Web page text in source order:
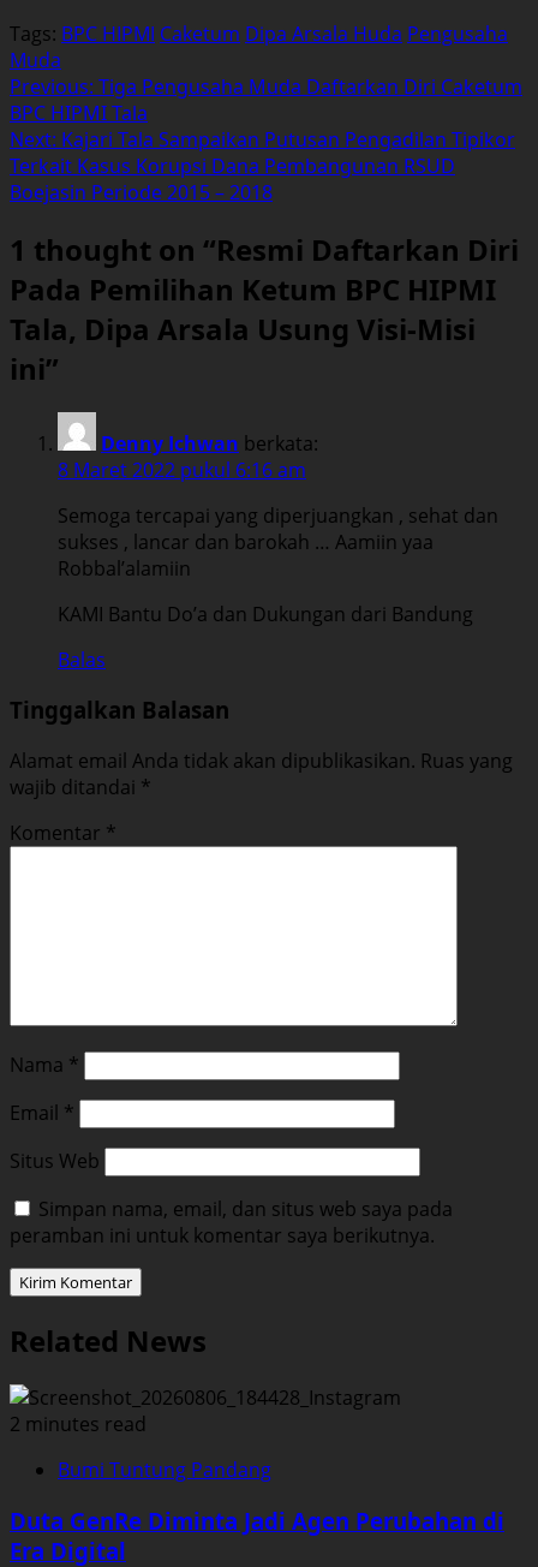
Tags: BPC HIPMI Caketum Dipa Arsala Huda Pengusaha
Muda
Post
navigation
Previous: Tiga Pengusaha Muda Daftarkan Diri Caketum
BPC HIPMI Tala
Next: Kajari Tala Sampaikan Putusan Pengadilan Tipikor
Terkait Kasus Korupsi Dana Pembangunan RSUD
Boejasin Periode 2015 – 2018
1 thought on “Resmi Daftarkan Diri
Pada Pemilihan Ketum BPC HIPMI
Tala, Dipa Arsala Usung Visi-Misi
ini”
Denny Ichwan berkata:
8 Maret 2022 pukul 6:16 am
Semoga tercapai yang diperjuangkan , sehat dan
sukses , lancar dan barokah … Aamiin yaa
Robbal’alamiin
KAMI Bantu Do’a dan Dukungan dari Bandung
Balas
Tinggalkan Balasan
Alamat email Anda tidak akan dipublikasikan. Ruas yang
wajib ditandai *
Komentar *
Nama *
Email *
Situs Web
Simpan nama, email, dan situs web saya pada
peramban ini untuk komentar saya berikutnya.
Related News
2 minutes read
Bumi Tuntung Pandang
Duta GenRe Diminta Jadi Agen Perubahan di
Era Digital